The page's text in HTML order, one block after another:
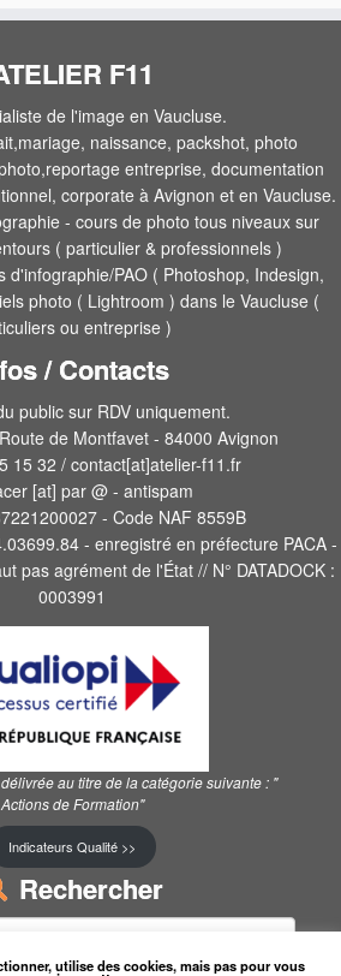
F11
de l'image en Vaucluse.
naissance, packshot, photo
entreprise, documentation
corporate à Avignon et en Vaucluse.
- cours de photo tous niveaux sur
( particulier & professionnels )
d'infographie/PAO ( Photoshop, Indesign,
photo ( Lightroom ) dans le Vaucluse (
ou entreprise )
/ Contacts
public sur RDV uniquement.
de Montfavet - 84000 Avignon
15 32 / contact[at]atelier-f11.fr
[at] par @ - antispam
- Code NAF 8559B
- enregistré en préfecture PACA -
pas agrément de l'État // N° DATADOCK :
0003991
au titre de la catégorie suivante : "
Actions de Formation"
Indicateurs Qualité >>
Rechercher
utilise des cookies, mais pas pour vous